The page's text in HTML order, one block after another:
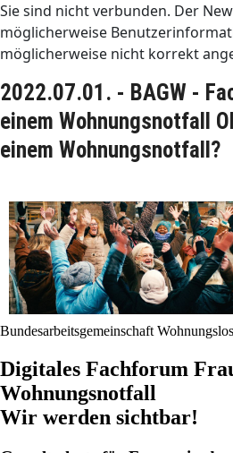
Sie sind nicht verbunden. Der
möglicherweise
möglicherweise nicht korrekt
2022.07.01. - BAGW -
einem Wohnungsnotfall
einem Wohnungsnotfall?